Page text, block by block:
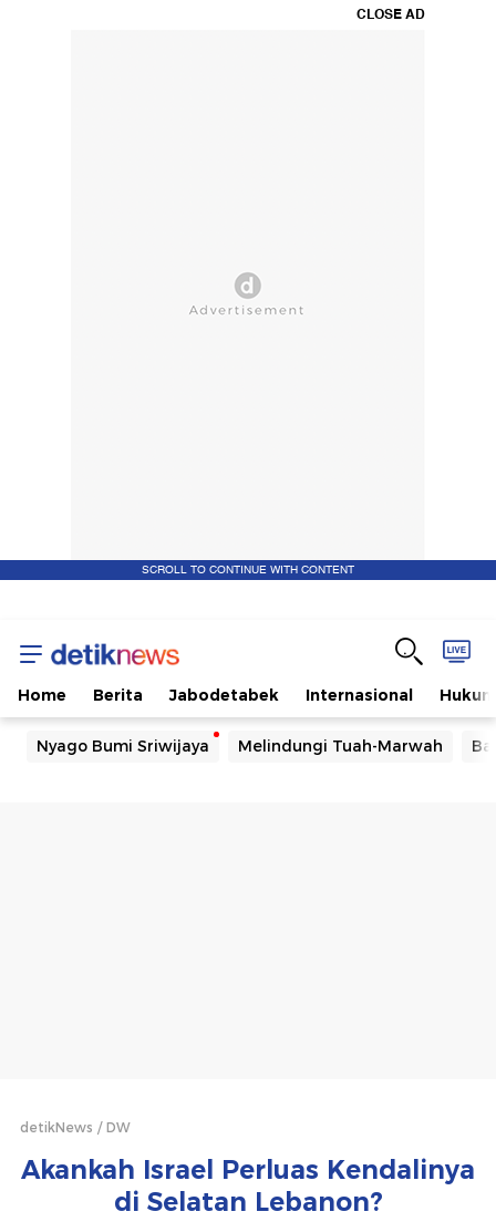
CLOSE AD
SCROLL TO CONTINUE WITH CONTENT
Home Berita Jabodetabek Internasional Hukum
Nyago Bumi Sriwijaya Melindungi Tuah-Marwah
detikNews DW
Akankah Israel Perluas Kendalinya
di Selatan Lebanon?